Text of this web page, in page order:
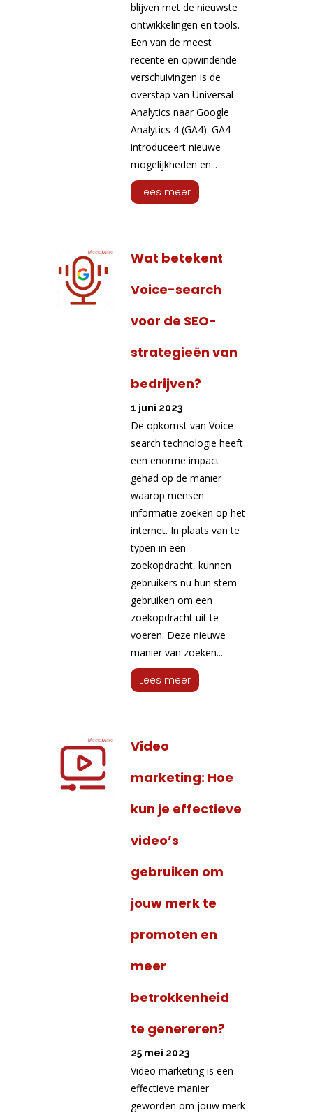
blijven met de nieuwste
ontwikkelingen en tools.
Een van de meest
recente en opwindende
verschuivingen is de
overstap van Universal
Analytics naar Google
Analytics 4 (GA4). GA4
introduceert nieuwe
mogelijkheden en...
Lees meer
Wat betekent
Voice-search
voor de SEO-
strategieën van
bedrijven?
1 juni 2023
De opkomst van Voice-
search technologie heeft
een enorme impact
gehad op de manier
waarop mensen
informatie zoeken op het
internet. In plaats van te
typen in een
zoekopdracht, kunnen
gebruikers nu hun stem
gebruiken om een ​​
zoekopdracht uit te
voeren. Deze nieuwe
manier van zoeken...
Lees meer
Video
marketing: Hoe
kun je effectieve
video’s
gebruiken om
jouw merk te
promoten en
meer
betrokkenheid
te genereren?
25 mei 2023
Video marketing is een
effectieve manier
geworden om jouw merk